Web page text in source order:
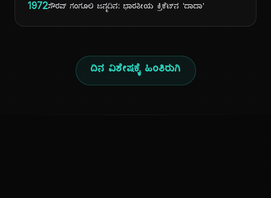
1972ಸೌರವ್ ಗಂಗೂಲಿ ಜನ್ಮದಿನ: ಭಾರತೀಯ ಕ್ರಿಕೆಟ್‌ನ 'ದಾದಾ'
ದಿನ ವಿಶೇಷಕ್ಕೆ ಹಿಂತಿರುಗಿ